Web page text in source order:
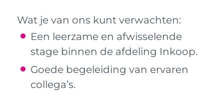
Wat je van ons kunt verwachten:
Een leerzame en afwisselende
stage binnen de afdeling Inkoop.
Goede begeleiding van ervaren
collega’s.